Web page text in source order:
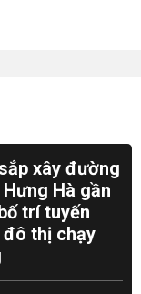
xây đường
Hà gần
trí tuyến
thị chạy